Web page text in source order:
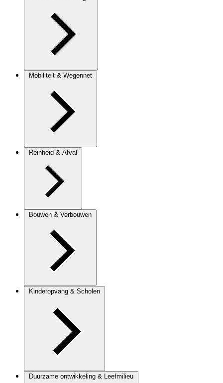
Mobiliteit & Wegennet
Reinheid & Afval
Bouwen & Verbouwen
Kinderopvang & Scholen
Duurzame ontwikkeling & Leefmilieu